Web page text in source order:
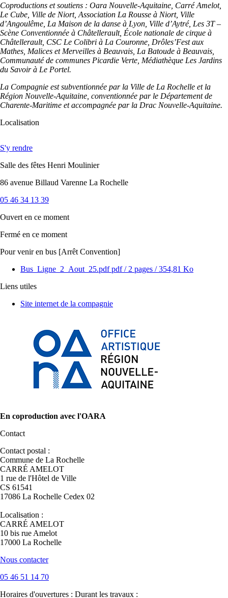
Coproductions et soutiens : Oara Nouvelle-Aquitaine, Carré Amelot,
Le Cube, Ville de Niort, Association La Rousse à Niort, Ville
d’Angoulême, La Maison de la danse à Lyon, Ville d’Aytré, Les 3T –
Scène Conventionnée à Châtellerault, École nationale de cirque à
Châtellerault, CSC Le Colibri à La Couronne, Drôles’Fest aux
Mathes, Malices et Merveilles à Beauvais, La Batoude à Beauvais,
Communauté de communes Picardie Verte, Médiathèque Les Jardins
du Savoir à Le Portel.
La Compagnie est subventionnée par la Ville de La Rochelle et la
Région Nouvelle-Aquitaine, conventionnée par le Département de
Charente-Maritime et accompagnée par la Drac Nouvelle-Aquitaine.
Localisation
S'y rendre
Salle des fêtes Henri Moulinier
86 avenue Billaud Varenne La Rochelle
05 46 34 13 39
Ouvert en ce moment
Fermé en ce moment
Pour venir en bus [Arrêt Convention]
Bus_Ligne_2_Aout_25.pdfpdf/ 2 pages / 354,81 Ko
Liens utiles
Site internet de la compagnie
En coproduction avec l'OARA
Contact
Contact postal :
Commune de La Rochelle
CARRÉ AMELOT
1 rue de l'Hôtel de Ville
CS 61541
17086 La Rochelle Cedex 02
Localisation :
CARRÉ AMELOT
10 bis rue Amelot
17000 La Rochelle
Nous contacter
05 46 51 14 70
Horaires d'ouvertures : Durant les travaux :